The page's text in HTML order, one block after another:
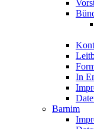
In
Barnim